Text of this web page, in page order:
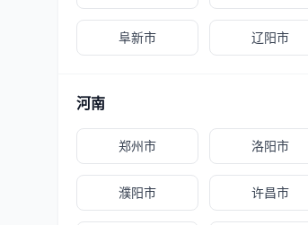
阜新市 辽阳市
河南
郑州市 洛阳市
濮阳市 许昌市